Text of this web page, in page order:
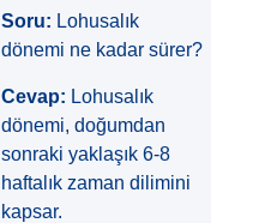
Soru: Lohusalık
dönemi ne kadar sürer?
Cevap: Lohusalık
dönemi, doğumdan
sonraki yaklaşık 6-8
haftalık zaman dilimini
kapsar.